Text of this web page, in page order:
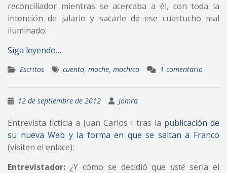
reconciliador mientras se acercaba a él, con toda la
intención de jalarlo y sacarle de ese cuartucho mal
iluminado.
Siga leyendo…
Escritos cuento, moche, mochica 1 comentario
12 de septiembre de 2012 Jomra
Entrevista ficticia a Juan Carlos I tras la publicación de
su nueva Web y la forma en que se saltan a Franco
(visiten el enlace):
Entrevistador: ¿Y cómo se decidió que usté sería el